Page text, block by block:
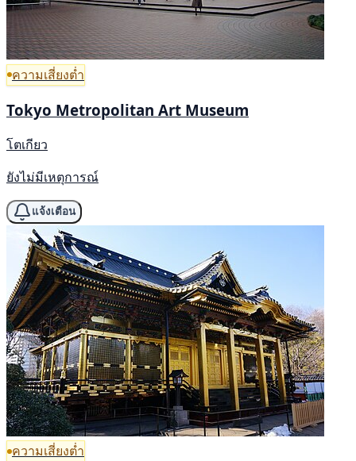
ความเสี่ยงต่ำ
Tokyo Metropolitan Art Museum
โตเกียว
ยังไม่มีเหตุการณ์
แจ้งเตือน
ความเสี่ยงต่ำ